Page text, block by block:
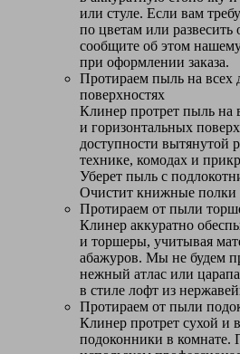
или стуле. Если вам
по цветам или
сообщите об этом
при оформлении заказа.
Протираем пыль на всех
поверхностях
Клинер протрет пыль на
и горизонтальных
доступности вытянутой
технике, комодах и
Уберет пыль с
Очистит книжные полки
Протираем от пыли
Клинер аккуратно
и торшеры, учитывая
абажуров. Мы не будем
нежный атлас или
в стиле лофт из
Протираем от пыли
Клинер протрет сухой и
подоконники в комнате.